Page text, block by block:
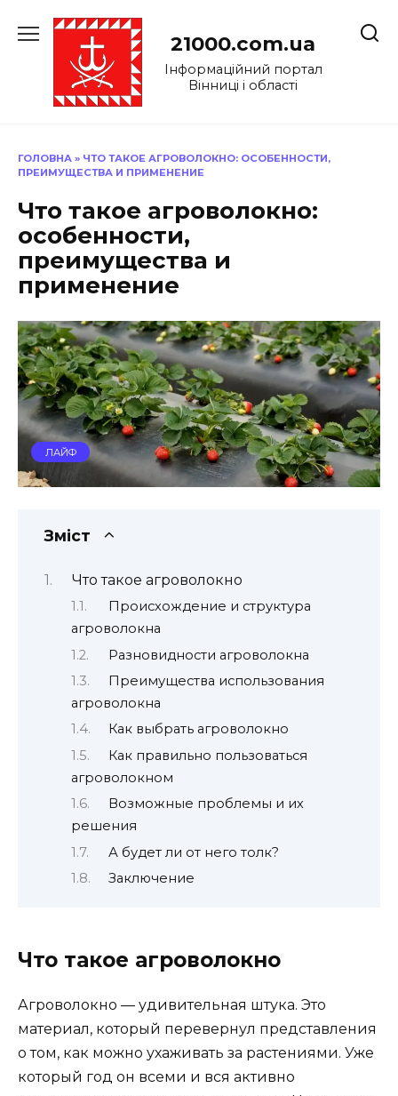
до
21000.com.ua
Інформаційний портал
Вінниці і області
ГОЛОВНА » ЧТО ТАКОЕ АГРОВОЛОКНО: ОСОБЕННОСТИ,
ПРЕИМУЩЕСТВА И ПРИМЕНЕНИЕ
Что такое агроволокно:
особенности,
преимущества и
применение
ЛАЙФ
Зміст
Что такое агроволокно
Происхождение и структура
агроволокна
Разновидности агроволокна
Преимущества использования
агроволокна
Как выбрать агроволокно
Как правильно пользоваться
агроволокном
Возможные проблемы и их
решения
А будет ли от него толк?
Заключение
Что такое агроволокно
Агроволокно — удивительная штука. Это
материал, который перевернул представления
о том, как можно ухаживать за растениями. Уже
который год он всеми и вся активно